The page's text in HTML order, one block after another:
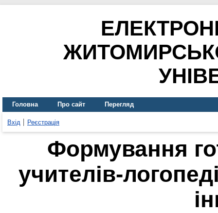
Головна Про сайт Перегляд
Вхід Реєстрація
Формування
учителів-